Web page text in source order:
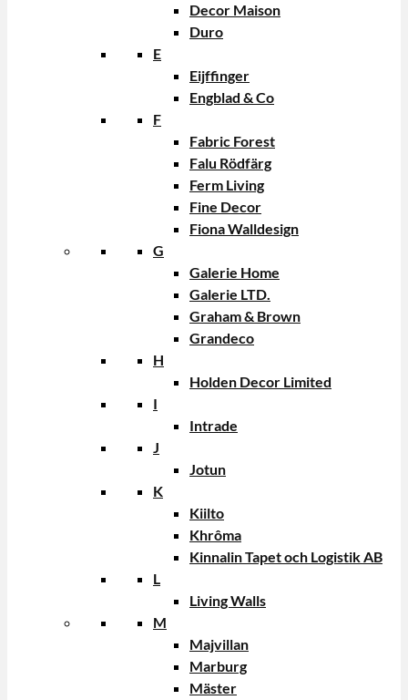
Decor Maison
Duro
E
Eijffinger
Engblad & Co
F
Fabric Forest
Falu Rödfärg
Ferm Living
Fine Decor
Fiona Walldesign
G
Galerie Home
Galerie LTD.
Graham & Brown
Grandeco
H
Holden Decor Limited
I
Intrade
J
Jotun
K
Kiilto
Khrôma
Kinnalin Tapet och Logistik AB
L
Living Walls
M
Majvillan
Marburg
Mäster